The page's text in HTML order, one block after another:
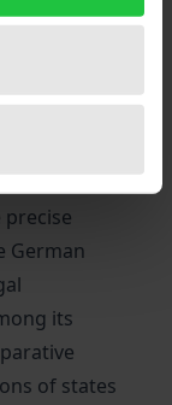
Act and
Vienna. This
in relation
German
its
of states